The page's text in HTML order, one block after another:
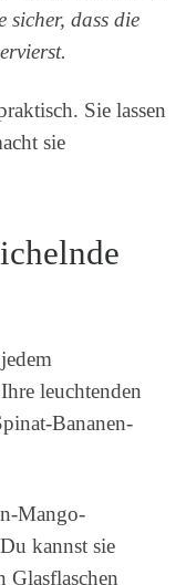
sicher, dass die
Sie lassen
sie
leuchtenden
Bananen-
Mango-
kannst sie
Glasflaschen